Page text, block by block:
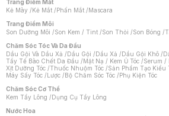
Trang Điểm Mắt
Kẻ Mày /Kẻ Mắt /Phấn Mắt /Mascara
Trang Điểm Môi
Son Dưỡng Môi /Son Kem / Tint /Son Thỏi /Son Bóng /
Chăm Sóc Tóc Và Da Đầu
Dầu Gội Và Dầu Xả /Dầu Gội /Dầu Xả /Dầu Gội Khô /
Tẩy Tế Bào Chết Da Đầu /Mặt Nạ / Kem Ủ Tóc /Serum /
Xịt Dưỡng Tóc /Thuốc Nhuộm Tóc /Sản Phẩm Tạo Kiểu
Máy Sấy Tóc /Lược /Bộ Chăm Sóc Tóc /Phụ Kiện Tóc
Chăm Sóc Cơ Thể
Kem Tẩy Lông /Dụng Cụ Tẩy Lông
Nước Hoa